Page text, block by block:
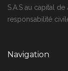
S.A.S au capital
responsabilité
Navigation